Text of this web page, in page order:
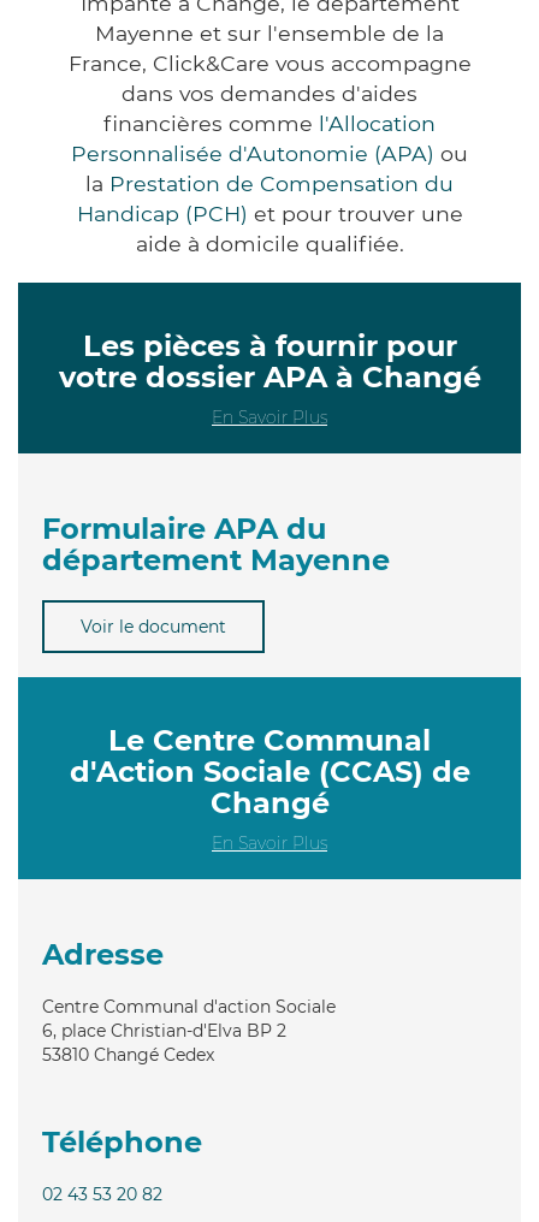
Mayenne et sur l'ensemble de la
France, Click&Care vous accompagne
dans vos demandes d'aides
financières comme l'Allocation
Personnalisée d'Autonomie (APA) ou
la Prestation de Compensation du
Handicap (PCH) et pour trouver une
aide à domicile qualifiée.
Les pièces à fournir pour
votre dossier APA à Changé
En Savoir Plus
Formulaire APA du
département Mayenne
Voir le document
Le Centre Communal
d'Action Sociale (CCAS) de
Changé
En Savoir Plus
Adresse
Centre Communal d'action Sociale
6, place Christian-d'Elva BP 2
53810 Changé Cedex
Téléphone
02 43 53 20 82